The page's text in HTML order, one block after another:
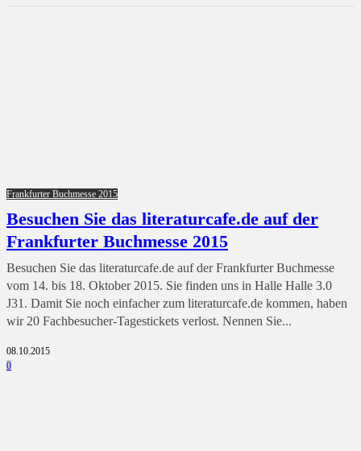
Frankfurter Buchmesse 2015
Besuchen Sie das literaturcafe.de auf der
Frankfurter Buchmesse 2015
Besuchen Sie das literaturcafe.de auf der Frankfurter Buchmesse
vom 14. bis 18. Oktober 2015. Sie finden uns in Halle Halle 3.0
J31. Damit Sie noch einfacher zum literaturcafe.de kommen, haben
wir 20 Fachbesucher-Tagestickets verlost. Nennen Sie...
08.10.2015
0